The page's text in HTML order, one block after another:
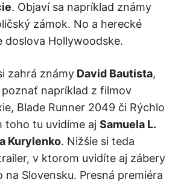
. Objaví sa napríklad známy
zámok. No a herecké
doslova Hollywoodske.
zahrá známy David Bautista,
napríklad z filmov
Blade Runner 2049 či Rýchlo
toho tu uvidíme aj Samuela L.
Kurylenko. Nižšie si teda
v ktorom uvidíte aj zábery
na Slovensku. Presná premiéra